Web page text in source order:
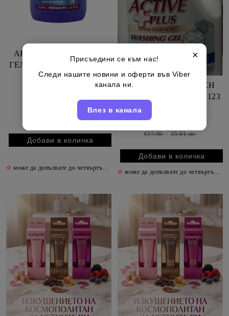
АКТИВ ПЛЮС КОЛОР
ГЕЛ ЗА ЦВЕТНИ ДРЕХИ
123 ПР 4305 МЛ
15.45 лв.
✫ може да допълвате до четвъртък включително
АКТИВ ПЛЮС ТЕЧЕН
ГЕЛ ЗА БЯЛО ПРАНЕ 123
€7.90
€17.90 35.01 лв.
✫ може да допълвате до четвъртък включително
×
Присъедини се към нас!
Следи нашите новини и оферти във Viber
канала ни.
Влез в канала